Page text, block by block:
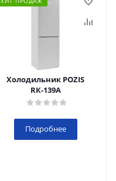
Холодильник POZIS
RК-139А
Подробнее